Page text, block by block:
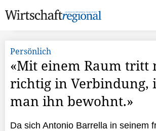
Persönlich
«Mit einem Raum tritt
richtig in Verbindung,
man ihn bewohnt.»
Da sich Antonio Barrella in seinem